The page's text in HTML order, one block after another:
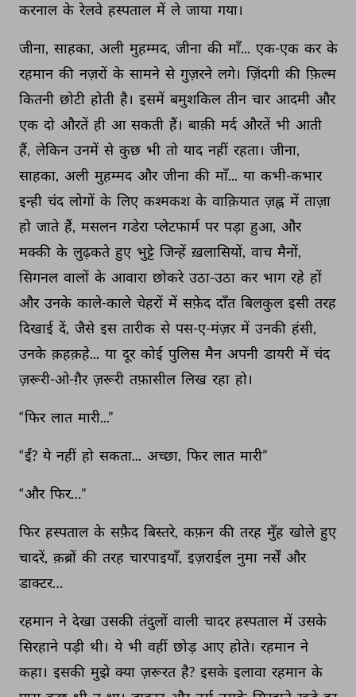
करनाल के रेलवे हस्पताल में ले जाया गया।
जीना, साहका, अली मुहम्मद, जीना की माँ... एक-एक कर के
रहमान की नज़रों के सामने से गुज़रने लगे। ज़िंदगी की फ़िल्म
कितनी छोटी होती है। इसमें बमुशकिल तीन चार आदमी और
एक दो औरतें ही आ सकती हैं। बाक़ी मर्द औरतें भी आती
हैं, लेकिन उनमें से कुछ भी तो याद नहीं रहता। जीना,
साहका, अली मुहम्मद और जीना की माँ... या कभी-कभार
इन्ही चंद लोगों के लिए कश्मकश के वाक़ियात ज़ह्न में ताज़ा
हो जाते हैं, मसलन गडेरा प्लेटफार्म पर पड़ा हुआ, और
मक्की के लुढ़कते हुए भुट्टे जिन्हें ख़लासियों, वाच मैनों,
सिगनल वालों के आवारा छोकरे उठा-उठा कर भाग रहे हों
और उनके काले-काले चेहरों में सफ़ेद दाँत बिलकुल इसी तरह
दिखाई दें, जैसे इस तारीक से पस-ए-मंज़र में उनकी हंसी,
उनके क़हक़हे... या दूर कोई पुलिस मैन अपनी डायरी में चंद
ज़रूरी-ओ-ग़ैर ज़रूरी तफ़ासील लिख रहा हो।
“फिर लात मारी...”
“ईं? ये नहीं हो सकता... अच्छा, फिर लात मारी”
“और फिर…”
फिर हस्पताल के सफ़ैद बिस्तरे, कफ़न की तरह मुँह खोले हुए
चादरें, क़ब्रों की तरह चारपाइयाँ, इज़राईल नुमा नर्सें और
डाक्टर…
रहमान ने देखा उसकी तंदुलों वाली चादर हस्पताल में उसके
सिरहाने पड़ी थी। ये भी वहीं छोड़ आए होते। रहमान ने
कहा। इसकी मुझे क्या ज़रूरत है? इसके इलावा रहमान के